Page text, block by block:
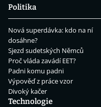
Politika
Nová superdávka: kdo na ní
dosáhne?
Sjezd sudetských Němců
Proč vláda zavádí EET?
Padni komu padni
Výpověď z práce vzor
Divoký kačer
Technologie